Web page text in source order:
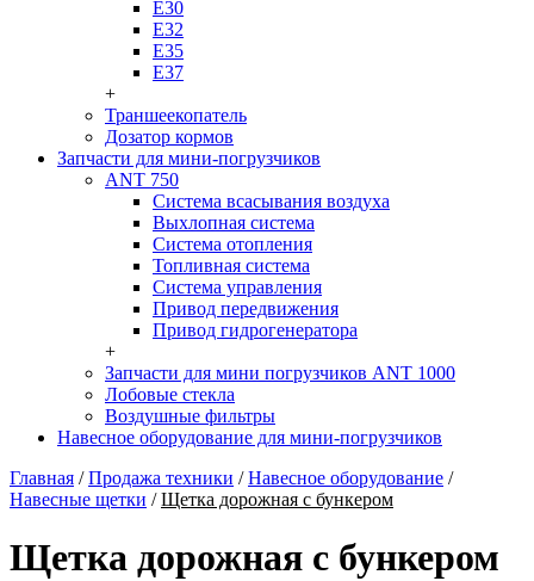
Е30
Е32
Е35
Е37
+
Траншеекопатель
Дозатор кормов
Запчасти для мини-погрузчиков
ANT 750
Система всасывания воздуха
Выхлопная система
Система отопления
Топливная система
Система управления
Привод передвижения
Привод гидрогенератора
+
Запчасти для мини погрузчиков ANT 1000
Лобовые стекла
Воздушные фильтры
Навесное оборудование для мини-погрузчиков
Главная /Продажа техники /Навесное оборудование /
Навесные щетки /Щетка дорожная с бункером
Щетка дорожная с бункером